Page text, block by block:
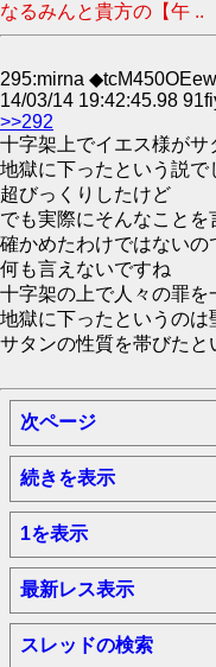
なるみんと貴方の【午 ..
295:mirna ◆tcM450OEew
14/03/14 19:42:45.98
>>292
十字架上でイエス様がサ
地獄に下ったという説で
超びっくりしたけど
でも実際にそんなこと
確かめたわけではないの
何も言えないですね
十字架の上で人々の罪を
地獄に下ったというのは
サタンの性質を帯びた
次ページ
続きを表示
1を表示
最新レス表示
スレッドの検索